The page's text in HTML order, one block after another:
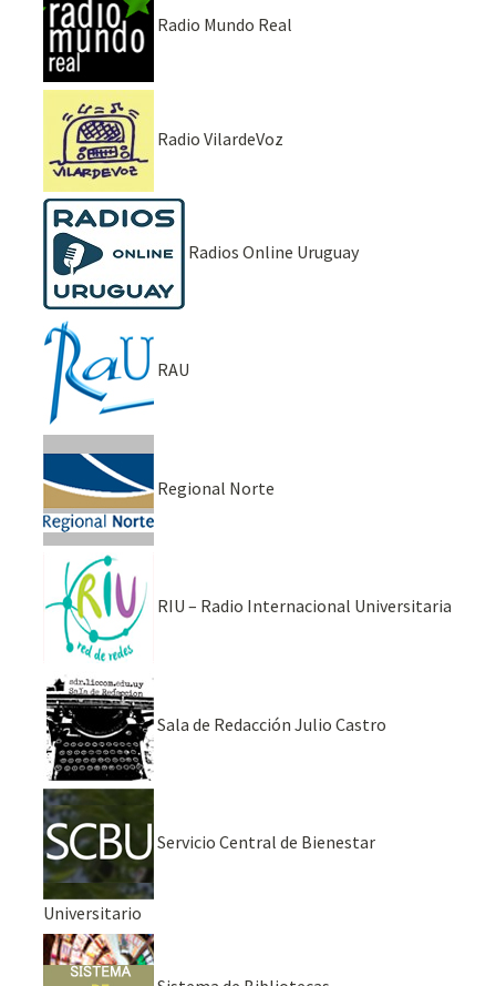
Radio Mundo Real
Radio VilardeVoz
Radios Online Uruguay
RAU
Regional Norte
RIU – Radio Internacional Universitaria
Sala de Redacción Julio Castro
Servicio Central de Bienestar
Universitario